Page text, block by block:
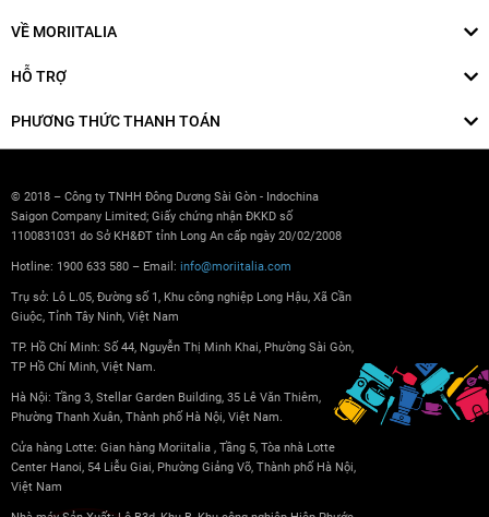
VỀ MORIITALIA
HỖ TRỢ
PHƯƠNG THỨC THANH TOÁN
© 2018 – Công ty TNHH Đông Dương Sài Gòn - Indochina
Saigon Company Limited; Giấy chứng nhận ĐKKD số
1100831031 do Sở KH&ĐT tỉnh Long An cấp ngày 20/02/2008
Hotline: 1900 633 580 – Email: info@moriitalia.com
Trụ sở: Lô L.05, Đường số 1, Khu công nghiệp Long Hậu, Xã Cần
Giuộc, Tỉnh Tây Ninh, Việt Nam
TP. Hồ Chí Minh: Số 44, Nguyễn Thị Minh Khai, Phường Sài Gòn,
TP Hồ Chí Minh, Việt Nam.
Hà Nội: Tầng 3, Stellar Garden Building, 35 Lê Văn Thiêm,
Phường Thanh Xuân, Thành phố Hà Nội, Việt Nam.
Cửa hàng Lotte: Gian hàng Moriitalia , Tầng 5, Tòa nhà Lotte
Center Hanoi, 54 Liễu Giai, Phường Giảng Võ, Thành phố Hà Nội,
Việt Nam